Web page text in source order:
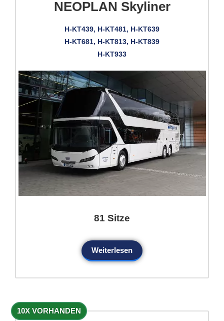
NEOPLAN Skyliner
H-KT439, H-KT481, H-KT639
H-KT681, H-KT813, H-KT839
H-KT933
81 Sitze
Weiterlesen
10X VORHANDEN